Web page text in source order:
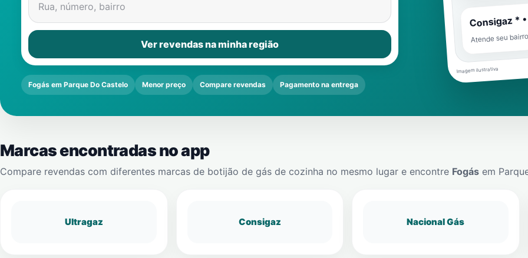
Rua, número, bairro
Ver revendas na minha região
Fogás em Parque Do Castelo Menor preço Compare revendas Pagamento na entrega
Consigaz *
Atende seu
Imagem ilustrativa
Marcas encontradas no app
Compare revendas com diferentes marcas de botijão de gás de cozinha no mesmo lugar e encontre Fogás em
Ultragaz Consigaz Nacional Gás